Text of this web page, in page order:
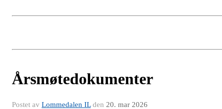
Årsmøtedokumenter
Postet av Lommedalen ILden 20. mar 2026